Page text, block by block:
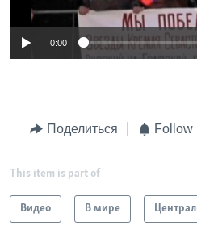
Языки
0:00
Поделиться Follow
This item is part of
Видео В мире